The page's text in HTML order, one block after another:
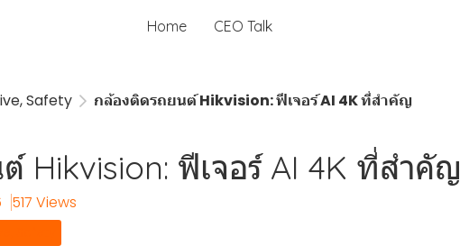
Home CEO Talk
Safety กล้องติดรถยนต์ Hikvision: ฟีเจอร์ AI 4K ที่สำคัญ
Hikvision: ฟีเจอร์ AI 4K ที่สำคัญ
517 Views